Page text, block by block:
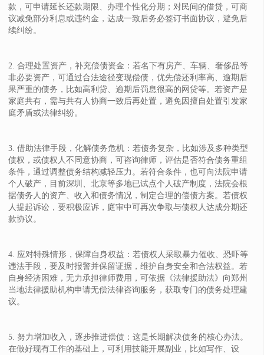
款，可申请延长还款期限、办理个性化分期；对民间的借贷，可商
议减免部分利息或违约金，达成一致后务必签订书面协议，避免后
续纠纷。
2. 合理处置资产，补充偿债资金：若名下有房产、车辆、奢侈品等
非必要资产，可通过合法途径变现偿债，优先偿还利率高、逾期后
果严重的债务，比如高利贷、逾期后罚息很高的网贷等。若资产是
家庭共有，需与共有人协商一致后再处置，避免因擅自处置引发家
庭矛盾或法律纠纷。
3. 借助法律手段，化解债务危机：若债务复杂，比如涉及多种类型
债权，或债权人不同意协商，可咨询律师，评估是否符合债务重组
条件，通过调整债务结构减轻压力。若符合条件，也可向法院申请
个人破产，目前深圳、北京等多地已试点个人破产制度，法院会根
据债务人的资产、收入和债务情况，制定合理的偿债方案。若债权
人提起诉讼，要积极应诉，庭审中可再次争取与债权人达成分期还
款协议。
4. 应对特殊情形，保障自身权益：若债权人采取暴力催收、恐吓等
违法手段，要及时报警并保留证据，维护自身安全和合法权益。若
自身经济困难，无力承担律师费用，可依据《法律援助法》向郑州
当地法律援助机构申请无偿法律咨询服务，获取专门的债务处理建
议。
5. 努力增加收入，逐步推进偿债：这是长期解决债务的核心办法。
在做好现有工作的基础上，可利用技能开展副业，比如写作、设